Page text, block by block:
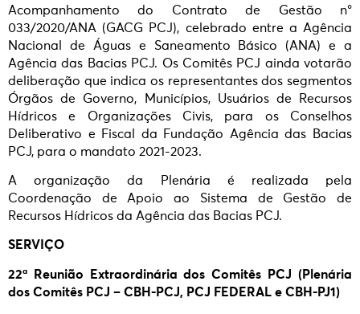
Acompanhamento do Contrato de Gestão n°
033/2020/ANA (GACG PCJ), celebrado entre a Agência
Nacional de Águas e Saneamento Básico (ANA) e a
Agência das Bacias PCJ. Os Comitês PCJ ainda votarão
deliberação que indica os representantes dos segmentos
Órgãos de Governo, Municípios, Usuários de Recursos
Hídricos e Organizações Civis, para os Conselhos
Deliberativo e Fiscal da Fundação Agência das Bacias
PCJ, para o mandato 2021-2023.
A organização da Plenária é realizada pela
Coordenação de Apoio ao Sistema de Gestão de
Recursos Hídricos da Agência das Bacias PCJ.
SERVIÇO
22ª Reunião Extraordinária dos Comitês PCJ (Plenária
dos Comitês PCJ – CBH-PCJ, PCJ FEDERAL e CBH-PJ1)